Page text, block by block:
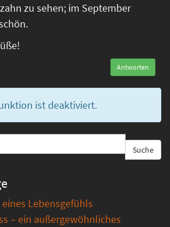
zu sehen; im September
Antworten
ist deaktiviert.
Suche
Lebensgefühls
– ein außergewöhnliches